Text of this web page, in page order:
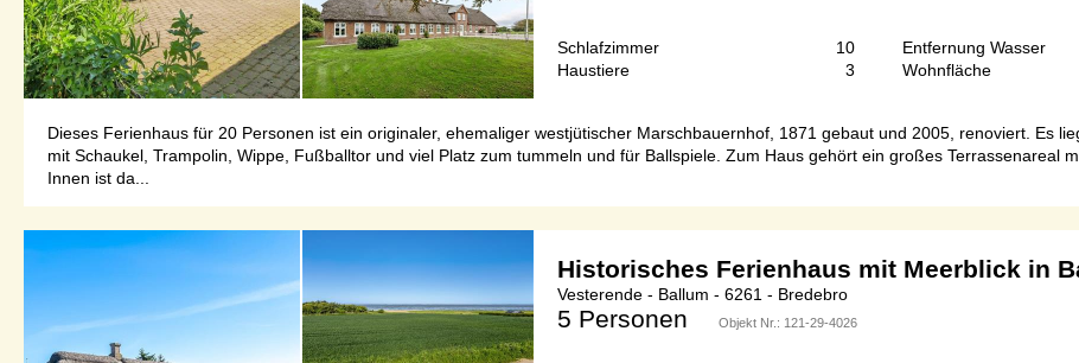
Schlafzimmer
10
Haustiere
3
Entfernung Wasser
Wohnfläche
Dieses Ferienhaus für 20 Personen ist ein originaler, ehemaliger westjütischer Marschbauernhof, 1871 gebaut und 2005, renoviert. Es
mit Schaukel, Trampolin, Wippe, Fußballtor und viel Platz zum tummeln und für Ballspiele. Zum Haus gehört ein großes Terrassenareal
Innen ist da...
Historisches Ferienhaus mit Meerblick in
Vesterende - Ballum - 6261 - Bredebro
5 Personen Objekt Nr.: 121-29-4026